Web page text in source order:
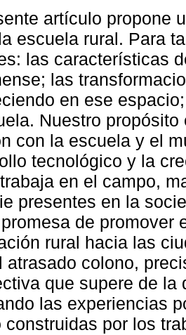
artículo propone
escuela rural. Para
las características
las
en ese
Nuestro
con la escuela y el
tecnológico y la
en el campo,
presentes en la
de promover
rural hacia las
atrasado colono,
que supere de
las experiencias
construidas por los